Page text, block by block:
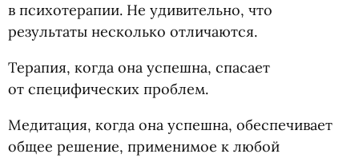
в психотерапии. Не удивительно, что
результаты несколько отличаются.
Терапия, когда она успешна, спасает
от специфических проблем.
Медитация, когда она успешна, обеспечивает
общее решение, применимое к любой